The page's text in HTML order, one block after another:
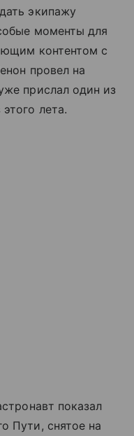
экипажу
моменты для
контентом с
провел на
прислал один из
лета.
показал
Пути, снятое на